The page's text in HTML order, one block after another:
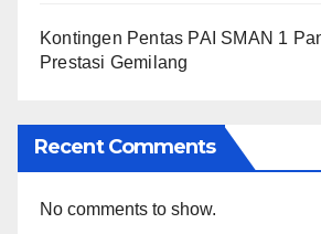
Kontingen Pentas PAI SMAN 1
Prestasi Gemilang
Recent Comments
No comments to show.